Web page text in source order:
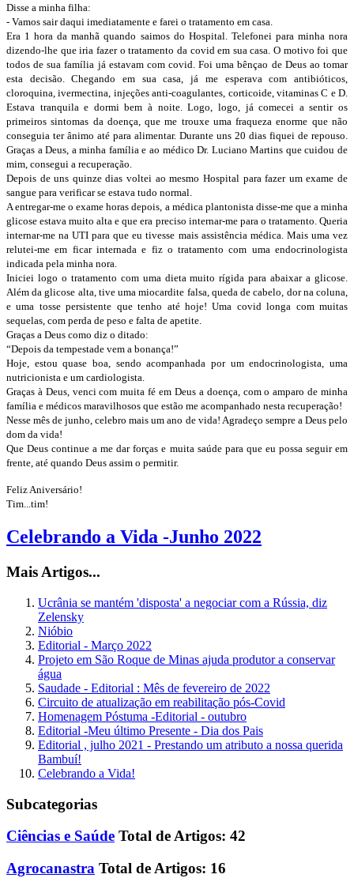
Disse a minha filha:
- Vamos sair daqui imediatamente e farei o tratamento em casa.
Era 1 hora da manhã quando saimos do Hospital. Telefonei para minha nora
dizendo-lhe que iria fazer o tratamento da covid em sua casa. O motivo foi que
todos de sua família já estavam com covid. Foi uma bênçao de Deus ao tomar
esta decisão. Chegando em sua casa, já me esperava com antibióticos,
cloroquina, ivermectina, injeções anti-coagulantes, corticoide, vitaminas C e D.
Estava tranquila e dormi bem à noite. Logo, logo, já comecei a sentir os
primeiros sintomas da doença, que me trouxe uma fraqueza enorme que não
conseguia ter ânimo até para alimentar. Durante uns 20 dias fiquei de repouso.
Graças a Deus, a minha família e ao médico Dr. Luciano Martins que cuidou de
mim, consegui a recuperação.
Depois de uns quinze dias voltei ao mesmo Hospital para fazer um exame de
sangue para verificar se estava tudo normal.
A entregar-me o exame horas depois, a médica plantonista disse-me que a minha
glicose estava muito alta e que era preciso internar-me para o tratamento. Queria
internar-me na UTI para que eu tivesse mais assistência médica. Mais uma vez
relutei-me em ficar internada e fiz o tratamento com uma endocrinologista
indicada pela minha nora.
Iniciei logo o tratamento com uma dieta muito rígida para abaixar a glicose.
Além da glicose alta, tive uma miocardite falsa, queda de cabelo, dor na coluna,
e uma tosse persistente que tenho até hoje! Uma covid longa com muitas
sequelas, com perda de peso e falta de apetite.
Graças a Deus como diz o ditado:
“Depois da tempestade vem a bonança!”
Hoje, estou quase boa, sendo acompanhada por um endocrinologista, uma
nutricionista e um cardiologista.
Graças à Deus, venci com muita fé em Deus a doença, com o amparo de minha
família e médicos maravilhosos que estão me acompanhado nesta recuperação!
Nesse mês de junho, celebro mais um ano de vida! Agradeço sempre a Deus pelo
dom da vida!
Que Deus continue a me dar forças e muita saúde para que eu possa seguir em
frente, até quando Deus assim o permitir.
Feliz Aniversário!
Tim...tim!
Celebrando a Vida -Junho 2022
Mais Artigos...
Ucrânia se mantém 'disposta' a negociar com a Rússia, diz
Zelensky
Nióbio
Editorial - Março 2022
Projeto em São Roque de Minas ajuda produtor a conservar
água
Saudade - Editorial : Mês de fevereiro de 2022
Circuito de atualização em reabilitação pós-Covid
Homenagem Póstuma -Editorial - outubro
Editorial -Meu último Presente - Dia dos Pais
Editorial , julho 2021 - Prestando um atributo a nossa querida
Bambuí!
Celebrando a Vida!
Subcategorias
Ciências e Saúde Total de Artigos: 42
Agrocanastra Total de Artigos: 16